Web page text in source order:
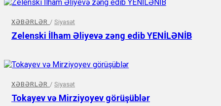
XƏBƏRLƏR / Siyasət
Zelenski İlham Əliyevə zəng edib YENİLƏNİB
XƏBƏRLƏR / Siyasət
Tokayev və Mirziyoyev görüşüblər